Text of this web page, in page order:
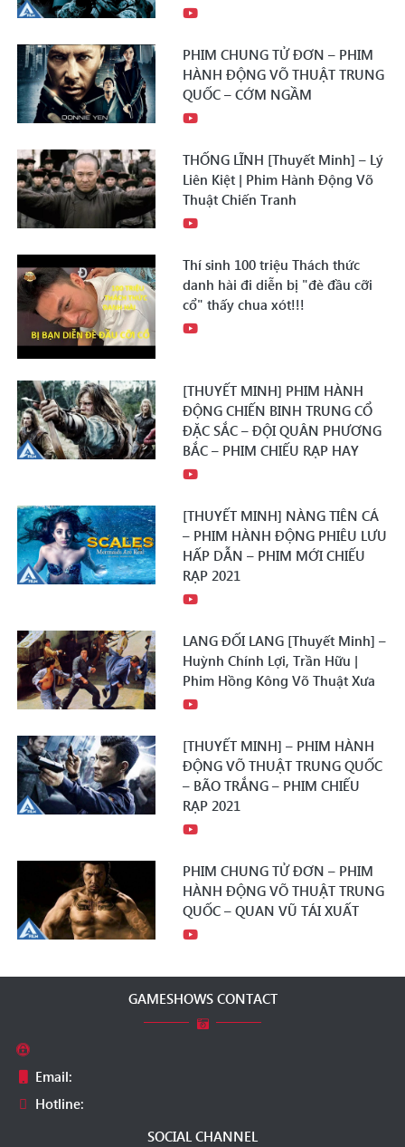
PHIM CHUNG TỬ ĐƠN – PHIM
HÀNH ĐỘNG VÕ THUẬT TRUNG
QUỐC – CỚM NGẦM
THỐNG LĨNH [Thuyết Minh] – Lý
Liên Kiệt | Phim Hành Động Võ
Thuật Chiến Tranh
Thí sinh 100 triệu Thách thức
danh hài đi diễn bị "đè đầu cỡi
cổ" thấy chua xót!!!
[THUYẾT MINH] PHIM HÀNH
ĐỘNG CHIẾN BINH TRUNG CỔ
ĐẶC SẮC – ĐỘI QUÂN PHƯƠNG
BẮC – PHIM CHIẾU RẠP HAY
[THUYẾT MINH] NÀNG TIÊN CÁ
– PHIM HÀNH ĐỘNG PHIÊU LƯU
HẤP DẪN – PHIM MỚI CHIẾU
RẠP 2021
LANG ĐỐI LANG [Thuyết Minh] –
Huỳnh Chính Lợi, Trần Hữu |
Phim Hồng Kông Võ Thuật Xưa
[THUYẾT MINH] – PHIM HÀNH
ĐỘNG VÕ THUẬT TRUNG QUỐC
– BÃO TRẮNG – PHIM CHIẾU
RẠP 2021
PHIM CHUNG TỬ ĐƠN – PHIM
HÀNH ĐỘNG VÕ THUẬT TRUNG
QUỐC – QUAN VŨ TÁI XUẤT
GAMESHOWS CONTACT
Email:
Hotline:
SOCIAL CHANNEL